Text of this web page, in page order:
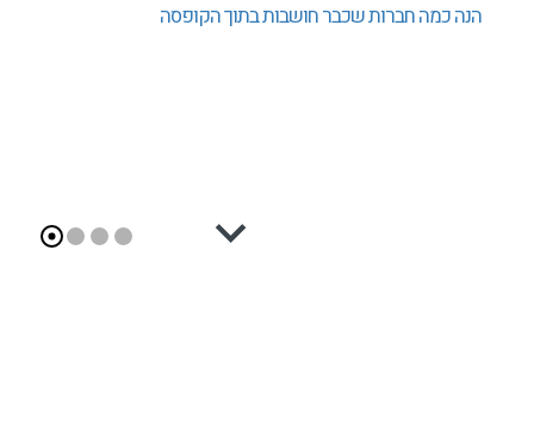
הנה כמה חברות שכבר חושבות בתוך הקופסה